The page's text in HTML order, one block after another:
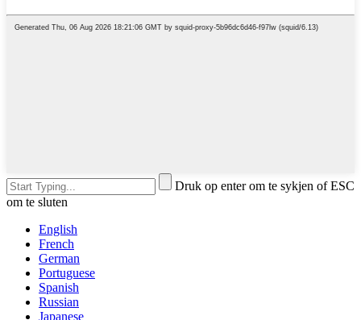
Druk op enter om te sykjen of ESC
om te sluten
English
French
German
Portuguese
Spanish
Russian
Japanese